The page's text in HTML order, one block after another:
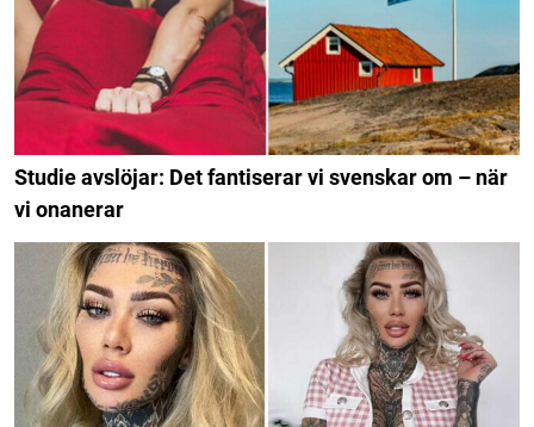
Studie avslöjar: Det fantiserar vi svenskar om – när
vi onanerar